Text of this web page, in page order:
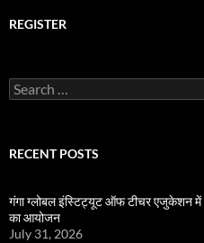
REGISTER
Search
for:
RECENT POSTS
गंगा ग्लोबल इंस्टिट्यूट ऑफ टीचर एजुकेशन में
का आयोजन
July 31, 2026